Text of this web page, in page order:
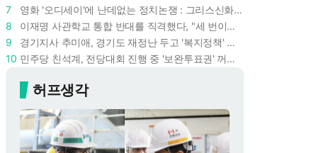
7
영화 '오디세이'에 난데없는 정치논쟁 : 그리스신화 공간에서 '트럼프 전쟁의 참혹함'이 보인다
8
이재명 사관학교 통합 반대를 직격했다, "세 번이나 군사 쿠데타 했는데 압도적 지위"
9
경기지사 추미애, 경기도 재정난 두고 '복지정책' 탓하는 시선에 정면 반박 : "고령자와 아이 인구 급증"
10
민주당 친석계, 전당대회 진행 중 '보완투표권' 꺼냈다 : '사후 투표 허용' 무리수에 정청래 "투표 쿠데타"
허프생각